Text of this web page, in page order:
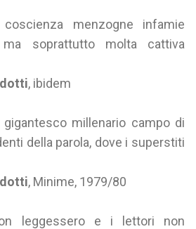
menzogne infamie
soprattutto molta cattiva
, ibidem
millenario campo di
della parola, dove i superstiti
, Minime, 1979/80
leggessero e i lettori non